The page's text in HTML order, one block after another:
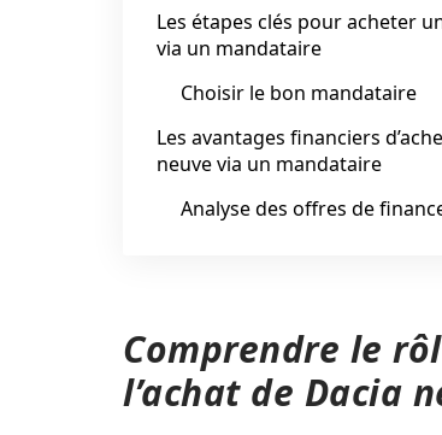
Les étapes clés pour acheter
via un mandataire
Choisir le bon mandataire
Les avantages financiers
neuve via un mandataire
Analyse des offres de
Comprendre le
l’achat de Dacia